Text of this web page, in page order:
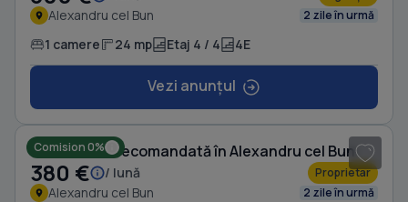
Alexandru cel Bun 2 zile în urmă
1 camere 24 mp Etaj 4 / 4 4E
Vezi anunțul
Comision 0%
Garsonieră decomandată în Alexandru cel Bun
380 € / lună Proprietar
Alexandru cel Bun 2 zile în urmă